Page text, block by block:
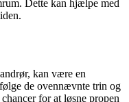
Dette kan hjælpe med
kan være en
de ovennævnte trin og
for at løsne propen